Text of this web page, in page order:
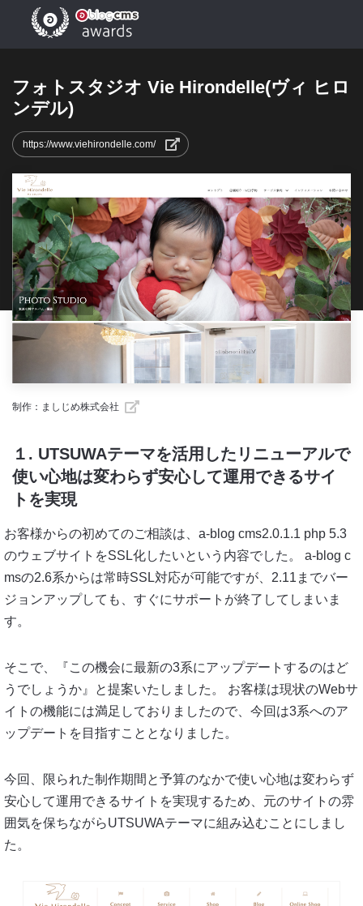
フォトスタジオ Vie Hirondelle(ヴィ ヒロ
ンデル)
https://www.viehirondelle.com/
制作： ましじめ株式会社
１. UTSUWAテーマを活用したリニューアルで
使い心地は変わらず安心して運用できるサイ
トを実現
お客様からの初めてのご相談は、a-blog cms2.0.1.1 php 5.3
のウェブサイトをSSL化したいという内容でした。 a-blog c
msの2.6系からは常時SSL対応が可能ですが、2.11までバー
ジョンアップしても、すぐにサポートが終了してしまいま
す。
そこで、『この機会に最新の3系にアップデートするのはど
うでしょうか』と提案いたしました。 お客様は現状のWebサ
イトの機能には満足しておりましたので、今回は3系へのア
ップデートを目指すこととなりました。
今回、限られた制作期間と予算のなかで使い心地は変わらず
安心して運用できるサイトを実現するため、元のサイトの雰
囲気を保ちながらUTSUWAテーマに組み込むことにしまし
た。